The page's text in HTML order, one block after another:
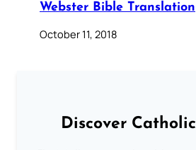
Webster Bible Translation
October 11, 2018
Discover